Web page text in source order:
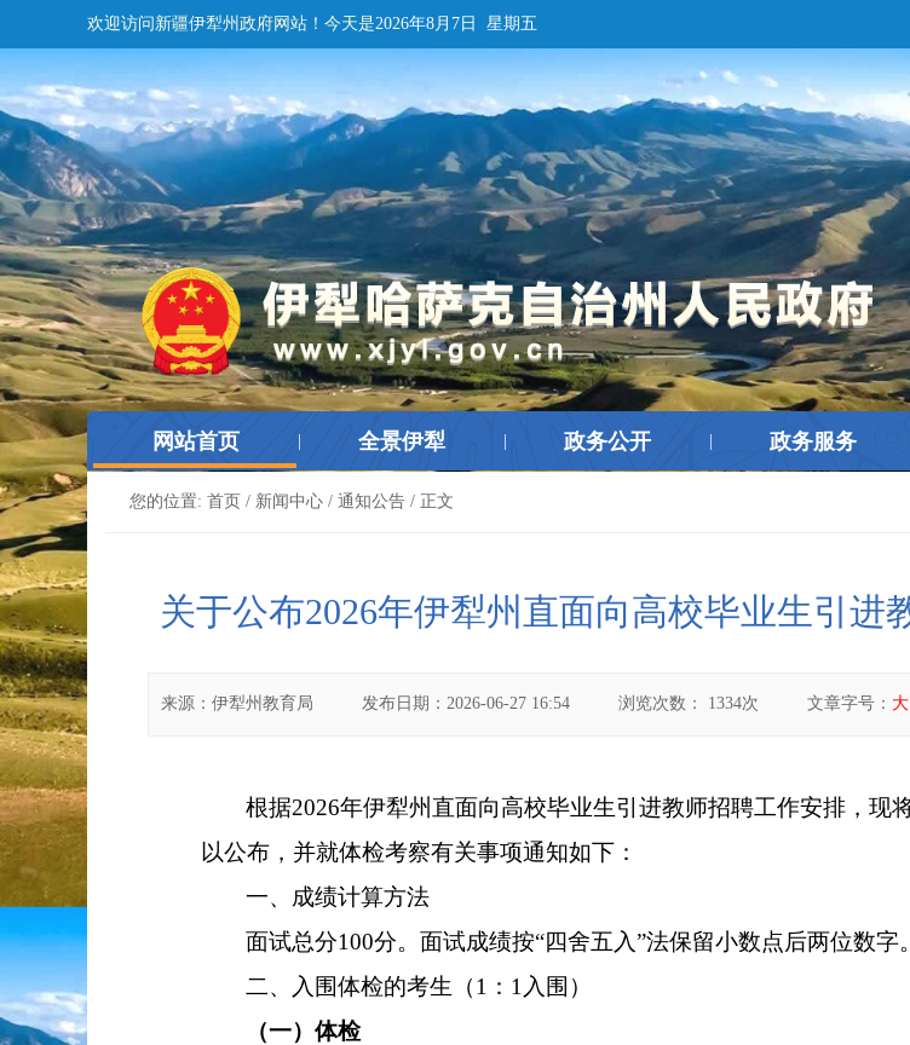
欢迎访问新疆伊犁州政府网站！ 今天是2026年8月7日 星期五
网站首页 全景伊犁 政务公开 政务服务
您的位置: 首页 / 新闻中心 / 通知公告 / 正文
关于公布2026年伊犁州直面向高校毕业生引
来源： 伊犁州教育局 发布日期： 2026-06-27 16:54 浏览次数： 1334次 文章字号： 大
根据2026年伊犁州直面向高校毕业生引进教师招聘工作安排，现
以公布，并就体检考察有关事项通知如下：
一、 成绩计算方法
面试总分100分。面试成绩按“四舍五入”法保留小数点后两位数字。
二、入围体检的考生（1：1入围）
（一）体检